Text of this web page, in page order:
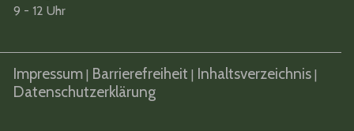
9 - 12 Uhr
Impressum | Barrierefreiheit | Inhaltsverzeichnis |
Datenschutzerklärung